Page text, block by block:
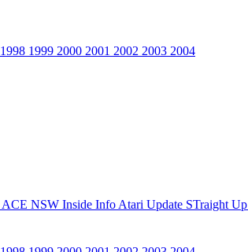
1998 1999 2000 2001 2002 2003 2004
ACE NSW Inside Info Atari Update STraight Up